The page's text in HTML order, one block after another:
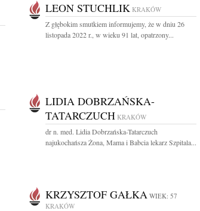
LEON STUCHLIK KRAKÓW
Z głębokim smutkiem informujemy, że w dniu 26
listopada 2022 r., w wieku 91 lat, opatrzony...
LIDIA DOBRZAŃSKA-
TATARCZUCH KRAKÓW
dr n. med. Lidia Dobrzańska-Tatarczuch
najukochańsza Żona, Mama i Babcia lekarz Szpitala...
KRZYSZTOF GAŁKA WIEK: 57
KRAKÓW